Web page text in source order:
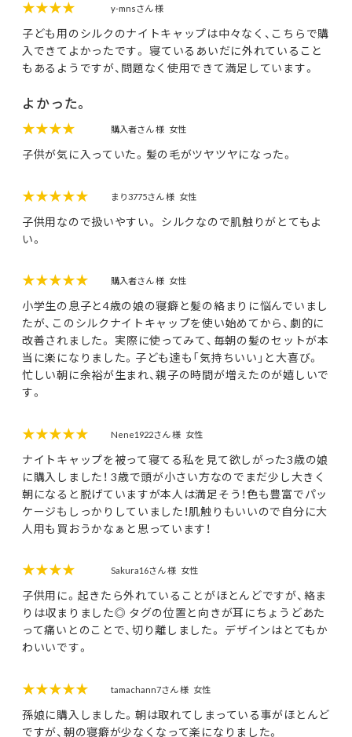
★★★★ y-mnsさん 様
子ども用のシルクのナイトキャップは中々なく、こちらで購
入できてよかったです。 寝ているあいだに外れていること
もあるようですが、問題なく使用できて満足しています。
よかった。
★★★★
購入者さん 様 女性
子供が気に入っていた。髪の毛がツヤツヤになった。
★★★★★ まり3775さん 様 女性
子供用なので扱いやすい。 シルクなので肌触りがとてもよ
い。
★★★★★ 購入者さん 様 女性
小学生の息子と4歳の娘の寝癖と髪の絡まりに悩んでいまし
たが、このシルクナイトキャップを使い始めてから、劇的に
改善されました。 実際に使ってみて、毎朝の髪のセットが本
当に楽になりました。子ども達も「気持ちいい」と大喜び。
忙しい朝に余裕が生まれ、親子の時間が増えたのが嬉しいで
す。
★★★★★ Nene1922さん 様 女性
ナイトキャップを被って寝てる私を見て欲しがった3歳の娘
に購入しました！ 3歳で頭が小さい方なのでまだ少し大きく
朝になると脱げていますが本人は満足そう！色も豊富でパッ
ケージもしっかりしていました！肌触りもいいので自分に大
人用も買おうかなぁと思っています！
★★★★ Sakura16さん 様 女性
子供用に。起きたら外れていることがほとんどですが、絡ま
りは収まりました◎ タグの位置と向きが耳にちょうどあた
って痛いとのことで、切り離しました。 デザインはとてもか
わいいです。
★★★★★ tamachann7さん 様 女性
孫娘に購入しました。朝は取れてしまっている事がほとんど
ですが、朝の寝癖が少なくなって楽になりました。